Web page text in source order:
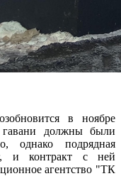
в ноябре
гавани должны были
однако подрядная
и контракт с ней
агентство "ТК